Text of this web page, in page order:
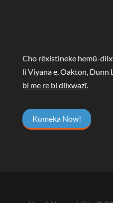
Cho rêxistineke hemû-
li Viyana e, Oakton, Dunn
bi me re bi dilxwazî.
Komeka Now!